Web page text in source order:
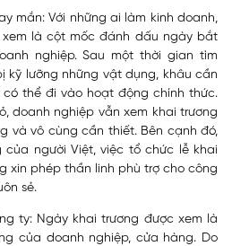
mắn:Với những ai làm kinh doanh,
là cột mốc đánh dấu ngày bắt
nghiệp. Sau một thời gian tìm
kỹ lưỡng những vật dụng, khâu cần
thể đi vào hoạt động chính thức.
doanh nghiệp vẫn xem khai trương
và vô cùng cần thiết. Bên cạnh đó,
của người Việt, việc tổ chức lễ khai
xin phép thần linh phù trợ cho công
sẻ.
ty: Ngày khai trương được xem là
của doanh nghiệp, cửa hàng. Do